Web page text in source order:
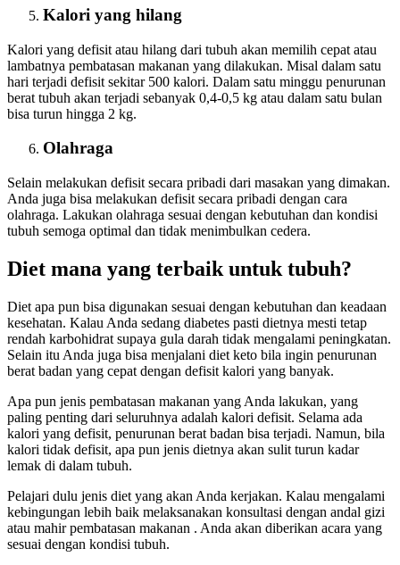
Kalori yang hilang
Kalori yang defisit atau hilang dari tubuh akan memilih cepat atau
lambatnya pembatasan makanan yang dilakukan. Misal dalam satu
hari terjadi defisit sekitar 500 kalori. Dalam satu minggu penurunan
berat tubuh akan terjadi sebanyak 0,4-0,5 kg atau dalam satu bulan
bisa turun hingga 2 kg.
Olahraga
Selain melakukan defisit secara pribadi dari masakan yang dimakan.
Anda juga bisa melakukan defisit secara pribadi dengan cara
olahraga. Lakukan olahraga sesuai dengan kebutuhan dan kondisi
tubuh semoga optimal dan tidak menimbulkan cedera.
Diet mana yang terbaik untuk tubuh?
Diet apa pun bisa digunakan sesuai dengan kebutuhan dan keadaan
kesehatan. Kalau Anda sedang diabetes pasti dietnya mesti tetap
rendah karbohidrat supaya gula darah tidak mengalami peningkatan.
Selain itu Anda juga bisa menjalani diet keto bila ingin penurunan
berat badan yang cepat dengan defisit kalori yang banyak.
Apa pun jenis pembatasan makanan yang Anda lakukan, yang
paling penting dari seluruhnya adalah kalori defisit. Selama ada
kalori yang defisit, penurunan berat badan bisa terjadi. Namun, bila
kalori tidak defisit, apa pun jenis dietnya akan sulit turun kadar
lemak di dalam tubuh.
Pelajari dulu jenis diet yang akan Anda kerjakan. Kalau mengalami
kebingungan lebih baik melaksanakan konsultasi dengan andal gizi
atau mahir pembatasan makanan . Anda akan diberikan acara yang
sesuai dengan kondisi tubuh.